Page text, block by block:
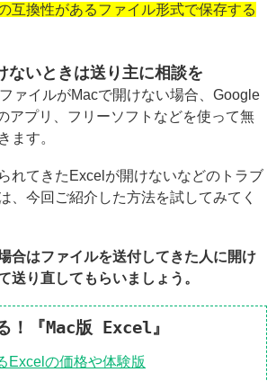
互換性があるファイル形式で保存する
ないときは送り主に相談を
ァイルがMacで開けない場合、Google
アプリ、フリーソフトなどを使って無
ます。
れてきたExcelが開けないなどのトラブ
、今回ご紹介した方法を試してみてく
合はファイルを送付してきた人に開け
送り直してもらいましょう。
！『Mac版 Excel』
Excelの価格や体験版